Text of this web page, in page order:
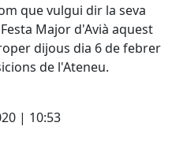
que vulgui dir la seva
Major d'Avià aquest
dijous dia 6 de febrer
de l'Ateneu.
| 10:53